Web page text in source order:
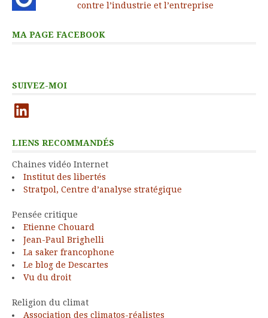
contre l’industrie et l’entreprise
MA PAGE FACEBOOK
SUIVEZ-MOI
LinkedIn
LIENS RECOMMANDÉS
Chaines vidéo Internet
Institut des libertés
Stratpol, Centre d’analyse stratégique
Pensée critique
Etienne Chouard
Jean-Paul Brighelli
La saker francophone
Le blog de Descartes
Vu du droit
Religion du climat
Association des climatos-réalistes